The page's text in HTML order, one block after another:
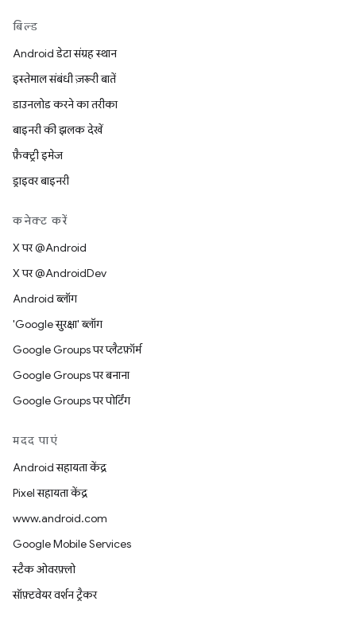
बिल्ड
Android डेटा संग्रह स्थान
इस्तेमाल संबंधी ज़रूरी बातें
डाउनलोड करने का तरीका
बाइनरी की झलक देखें
फ़ैक्ट्री इमेज
ड्राइवर बाइनरी
कनेक्ट करें
X पर @Android
X पर @AndroidDev
Android ब्लॉग
'Google सुरक्षा' ब्लॉग
Google Groups पर प्लैटफ़ॉर्म
Google Groups पर बनाना
Google Groups पर पोर्टिंग
मदद पाएं
Android सहायता केंद्र
Pixel सहायता केंद्र
www.android.com
Google Mobile Services
स्टैक ओवरफ़्लो
सॉफ़्टवेयर वर्शन ट्रैकर